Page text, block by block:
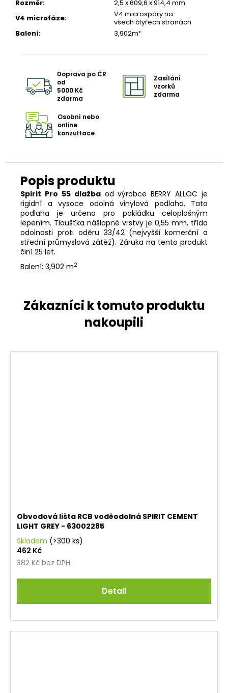
Rozměr:
2,5 x 609,6 x 914,4 mm
V4 microfáze:
V4 microspáry na
všech čtyřech stranách
Balení: 3,902m²
Doprava po ČR
od
5000 Kč
zdarma
Zasílání
vzorků
zdarma
Osobní nebo
online
konzultace
Spirit Pro 55 dlažbaod výrobce BERRY ALLOC je
rigidní a vysoce odolná vinylová podlaha. Tato
podlaha je určena pro pokládku celoplošným
lepením. Tloušťka nášlapné vrstvy je 0,55 mm, třída
odolnosti proti oděru 33/42 (nejvyšší komerční a
střední průmyslová zátěž). Záruka na tento produkt
činí 25 let.
Balení: 3,902 m2
Obvodová lišta RCB voděodolná SPIRIT CEMENT
LIGHT GREY - 63002285
Skladem (>300 ks)
382 Kč bez DPH
462 Kč
Detail